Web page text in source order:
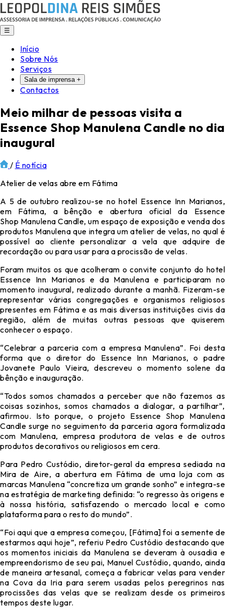
☰
Início
Sobre Nós
Serviços
Sala de imprensa +
Contactos
Meio milhar de pessoas visita a
Essence Shop Manulena Candle no dia
inaugural
/ É notícia
Atelier de velas abre em Fátima
A 5 de outubro realizou-se no hotel Essence Inn Marianos,
em Fátima, a bênção e abertura oficial da Essence
Shop Manulena Candle, um espaço de exposição e venda dos
produtos Manulena que integra um atelier de velas, no qual é
possível ao cliente personalizar a vela que adquire de
recordação ou para usar para a procissão de velas.
Foram muitos os que acolheram o convite conjunto do hotel
Essence Inn Marianos e da Manulena e participaram no
momento inaugural, realizado durante a manhã. Fizeram-se
representar várias congregações e organismos religiosos
presentes em Fátima e as mais diversas instituições civis da
região, além de muitas outras pessoas que quiserem
conhecer o espaço.
“Celebrar a parceria com a empresa Manulena”. Foi desta
forma que o diretor do Essence Inn Marianos, o padre
Jovanete Paulo Vieira, descreveu o momento solene da
bênção e inauguração.
“Todos somos chamados a perceber que não fazemos as
coisas sozinhos, somos chamados a dialogar, a partilhar”,
afirmou. Isto porque, o projeto Essence Shop Manulena
Candle surge no seguimento da parceria agora formalizada
com Manulena, empresa produtora de velas e de outros
produtos decorativos ou religiosos em cera.
Para Pedro Custódio, diretor-geral da empresa sediada na
Mira de Aire, a abertura em Fátima de uma loja com as
marcas Manulena “concretiza um grande sonho” e integra-se
na estratégia de marketing definida: “o regresso às origens e
à nossa história, satisfazendo o mercado local e como
plataforma para o resto do mundo”.
“Foi aqui que a empresa começou, [Fátima] foi a semente de
estarmos aqui hoje”, referiu Pedro Custódio destacando que
os momentos iniciais da Manulena se deveram à ousadia e
empreendorismo de seu pai, Manuel Custódio, quando, ainda
de maneira artesanal, começa a fabricar velas para vender
na Cova da Iria para serem usadas pelos peregrinos nas
procissões das velas que se realizam desde os primeiros
tempos deste lugar.